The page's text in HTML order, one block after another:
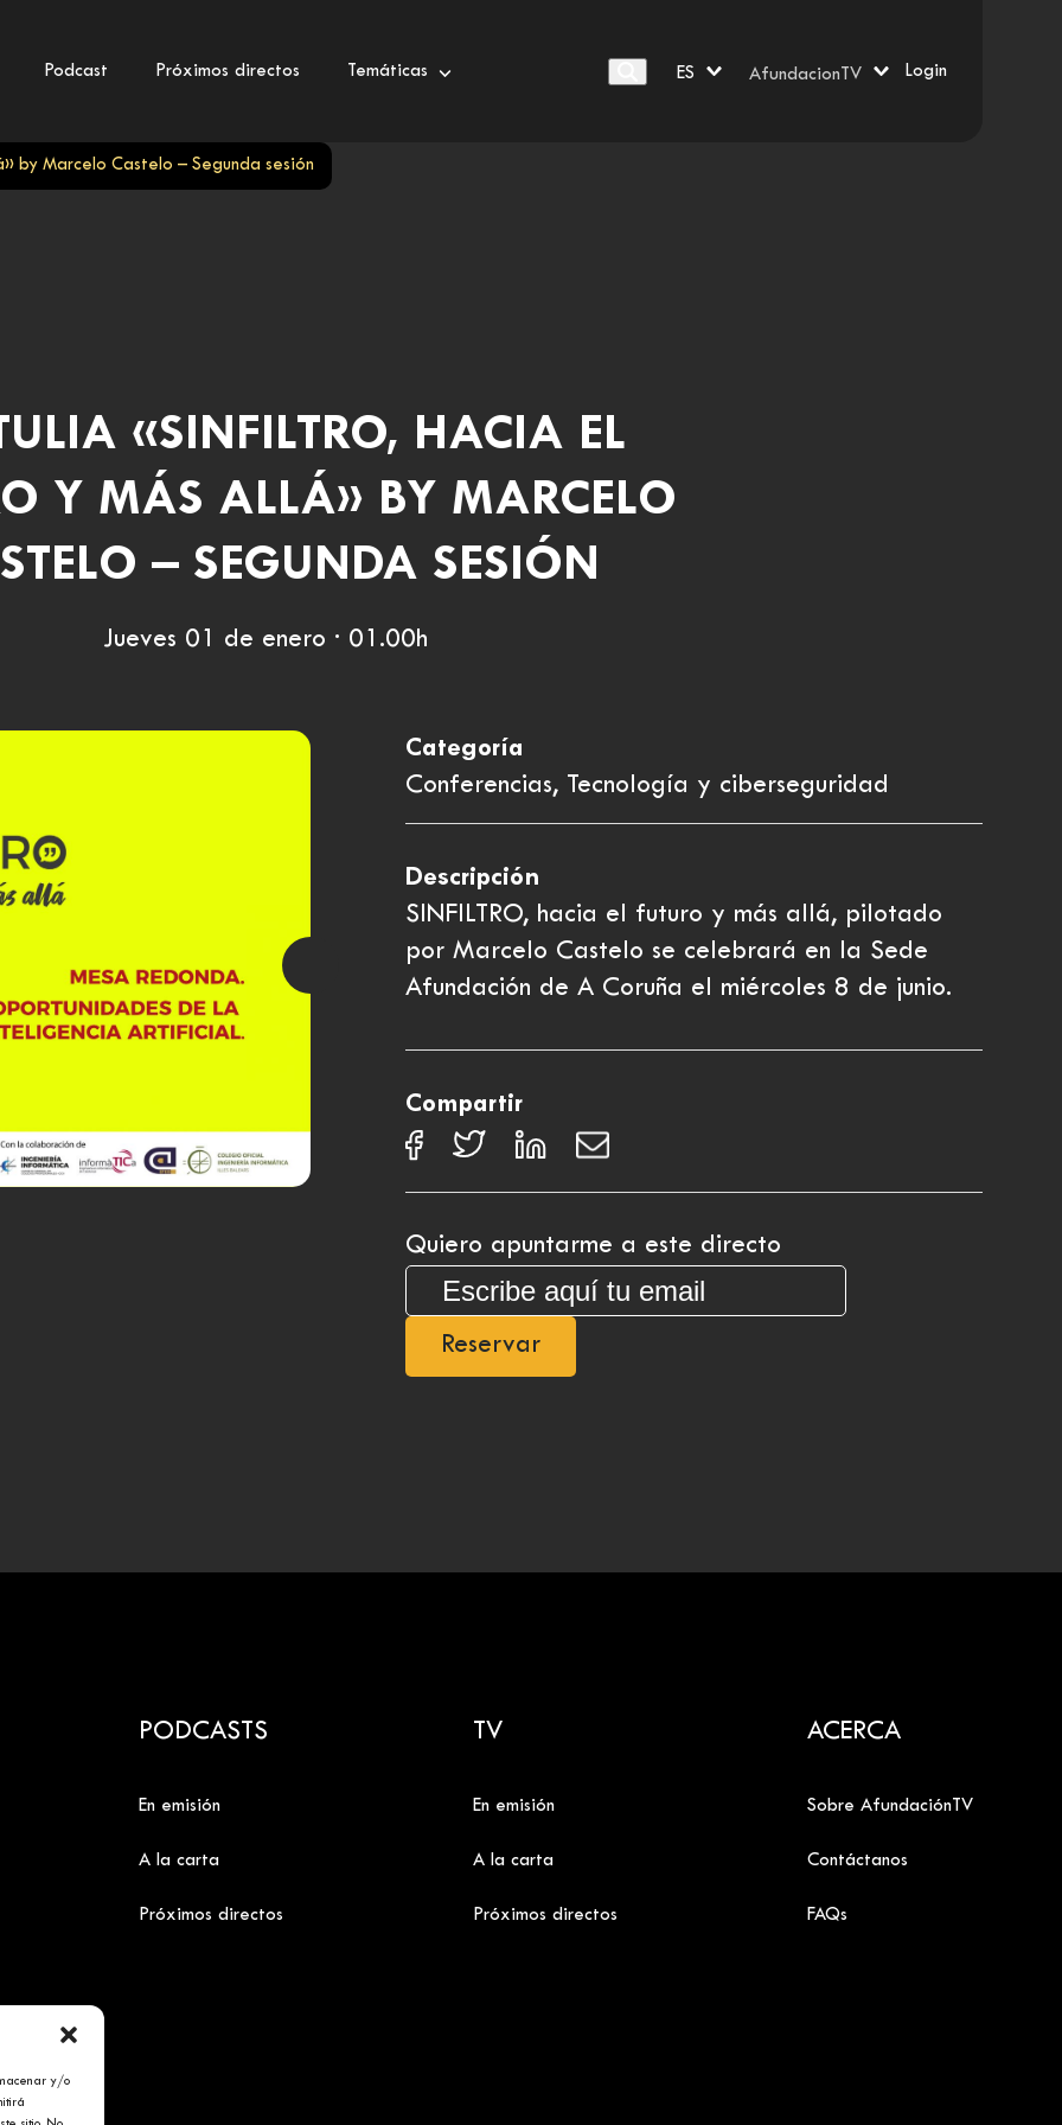
y/o
Podcast Próximos directos Temáticas ES AfundacionTV Login
by Marcelo Castelo – Segunda sesión
«SINFILTRO, HACIA EL
Y MÁS ALLÁ» BY MARCELO
– SEGUNDA SESIÓN
Jueves 01 de enero · 01.00h
Categoría
Conferencias, Tecnología y ciberseguridad
Descripción
SINFILTRO, hacia el futuro y más allá, pilotado
por Marcelo Castelo se celebrará en la Sede
Afundación de A Coruña el miércoles 8 de junio.
Compartir
Quiero apuntarme a este directo
Reservar
PODCASTS
En emisión
A la carta
Próximos directos
TV
En emisión
A la carta
Próximos directos
ACERCA
Sobre AfundaciónTV
Contáctanos
FAQs